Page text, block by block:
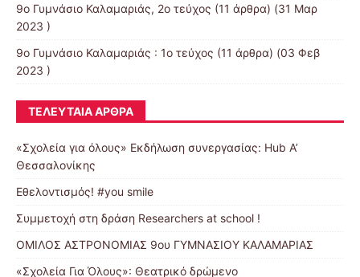
9o Γυμνάσιο Καλαμαριάς, 2ο τεύχος (11 άρθρα) (31 Μαρ
2023 )
9ο Γυμνάσιο Καλαμαριάς : 1ο τεύχος (11 άρθρα) (03 Φεβ
2023 )
ΤΕΛΕΥΤΑΊΑ ΆΡΘΡΑ
«Σχολεία για όλους» Eκδήλωση συνεργασίας: Hub A’
Θεσσαλονίκης
Εθελοντισμός! #you smile
Συμμετοχή στη δράση Researchers at school !
ΟΜΙΛΟΣ ΑΣΤΡΟΝΟΜΙΑΣ 9ου ΓΥΜΝΑΣΙΟΥ ΚΑΛΑΜΑΡΙΑΣ
«Σχολεία Για Όλους»: Θεατρικό δρώμενο